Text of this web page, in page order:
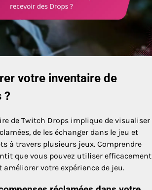
votre inventaire de
?
de Twitch Drops implique de visualiser
de les échanger dans le jeu et
à travers plusieurs jeux. Comprendre
que vous pouvez utiliser efficacement
améliorer votre expérience de jeu.